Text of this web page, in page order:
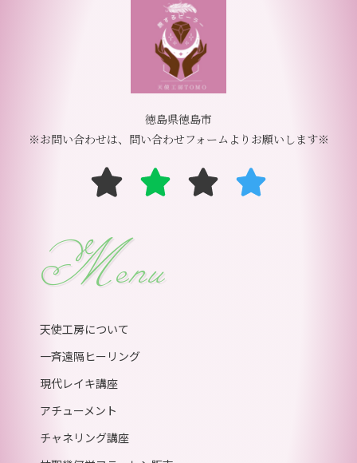
徳島県徳島市
※お問い合わせは、問い合わせフォームよりお願いします※
Menu
天使工房について
一斉遠隔ヒーリング
現代レイキ講座
アチューメント
チャネリング講座